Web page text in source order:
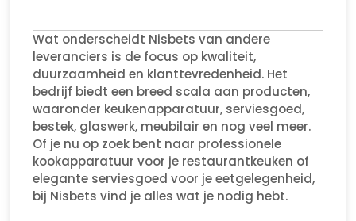
Wat onderscheidt Nisbets van andere
leveranciers is de focus op kwaliteit,
duurzaamheid en klanttevredenheid. Het
bedrijf biedt een breed scala aan producten,
waaronder keukenapparatuur, serviesgoed,
bestek, glaswerk, meubilair en nog veel meer.
Of je nu op zoek bent naar professionele
kookapparatuur voor je restaurantkeuken of
elegante serviesgoed voor je eetgelegenheid,
bij Nisbets vind je alles wat je nodig hebt.